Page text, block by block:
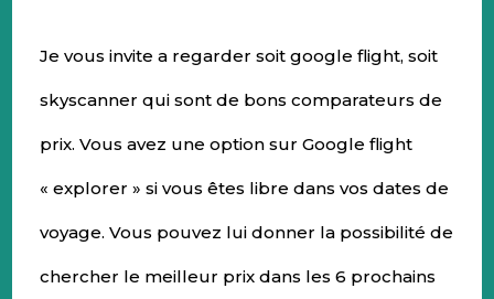
Je vous invite a regarder soit google flight, soit
skyscanner qui sont de bons comparateurs de
prix. Vous avez une option sur Google flight
« explorer » si vous êtes libre dans vos dates de
voyage. Vous pouvez lui donner la possibilité de
chercher le meilleur prix dans les 6 prochains